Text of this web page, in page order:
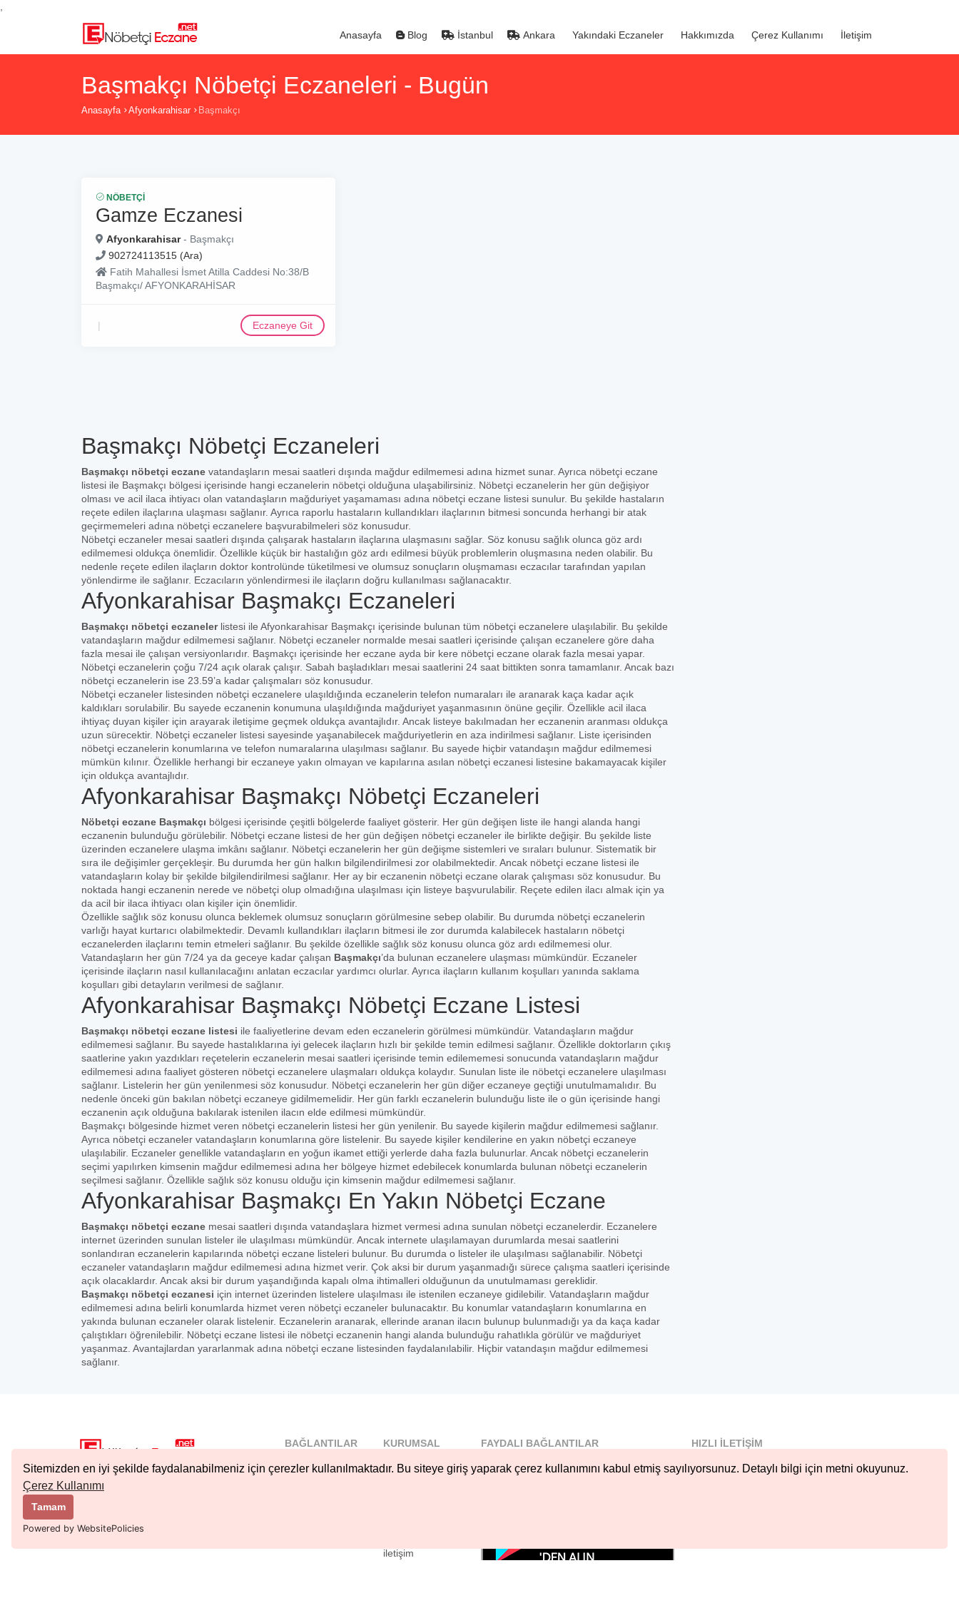
Sitemizden en iyi şekilde faydalanabilmeniz için çerezler kullanılmaktadır. Bu siteye giriş yaparak çerez kullanımını kabul etmiş sayılıyorsunuz. Detaylı bilgi için metni okuyunuz.
Çerez Kullanımı
Tamam
Powered by WebsitePolicies
Anasayfa Blog İstanbul Ankara Yakındaki Eczaneler Hakkımızda Çerez Kullanımı İletişim
Başmakçı Nöbetçi Eczaneleri - Bugün
Anasayfa Afyonkarahisar Başmakçı
NÖBETÇI
Gamze Eczanesi
Afyonkarahisar- Başmakçı
902724113515 (Ara)
Fatih Mahallesi İsmet Atilla Caddesi No:38/B
Başmakçı/ AFYONKARAHİSAR
Eczaneye Git
Başmakçı Nöbetçi Eczaneleri
Başmakçı nöbetçi eczane vatandaşların mesai saatleri dışında mağdur edilmemesi adına hizmet sunar. Ayrıca nöbetçi eczane
listesi ile Başmakçı bölgesi içerisinde hangi eczanelerin nöbetçi olduğuna ulaşabilirsiniz. Nöbetçi eczanelerin her gün değişiyor
olması ve acil ilaca ihtiyacı olan vatandaşların mağduriyet yaşamaması adına nöbetçi eczane listesi sunulur. Bu şekilde hastaların
reçete edilen ilaçlarına ulaşması sağlanır. Ayrıca raporlu hastaların kullandıkları ilaçlarının bitmesi soncunda herhangi bir atak
geçirmemeleri adına nöbetçi eczanelere başvurabilmeleri söz konusudur.
Nöbetçi eczaneler mesai saatleri dışında çalışarak hastaların ilaçlarına ulaşmasını sağlar. Söz konusu sağlık olunca göz ardı
edilmemesi oldukça önemlidir. Özellikle küçük bir hastalığın göz ardı edilmesi büyük problemlerin oluşmasına neden olabilir. Bu
nedenle reçete edilen ilaçların doktor kontrolünde tüketilmesi ve olumsuz sonuçların oluşmaması eczacılar tarafından yapılan
yönlendirme ile sağlanır. Eczacıların yönlendirmesi ile ilaçların doğru kullanılması sağlanacaktır.
Afyonkarahisar Başmakçı Eczaneleri
Başmakçı nöbetçi eczanelerlistesi ile Afyonkarahisar Başmakçı içerisinde bulunan tüm nöbetçi eczanelere ulaşılabilir. Bu şekilde
vatandaşların mağdur edilmemesi sağlanır. Nöbetçi eczaneler normalde mesai saatleri içerisinde çalışan eczanelere göre daha
fazla mesai ile çalışan versiyonlarıdır. Başmakçı içerisinde her eczane ayda bir kere nöbetçi eczane olarak fazla mesai yapar.
Nöbetçi eczanelerin çoğu 7/24 açık olarak çalışır. Sabah başladıkları mesai saatlerini 24 saat bittikten sonra tamamlanır. Ancak bazı
nöbetçi eczanelerin ise 23.59’a kadar çalışmaları söz konusudur.
Nöbetçi eczaneler listesinden nöbetçi eczanelere ulaşıldığında eczanelerin telefon numaraları ile aranarak kaça kadar açık
kaldıkları sorulabilir. Bu sayede eczanenin konumuna ulaşıldığında mağduriyet yaşanmasının önüne geçilir. Özellikle acil ilaca
ihtiyaç duyan kişiler için arayarak iletişime geçmek oldukça avantajlıdır. Ancak listeye bakılmadan her eczanenin aranması oldukça
uzun sürecektir. Nöbetçi eczaneler listesi sayesinde yaşanabilecek mağduriyetlerin en aza indirilmesi sağlanır. Liste içerisinden
nöbetçi eczanelerin konumlarına ve telefon numaralarına ulaşılması sağlanır. Bu sayede hiçbir vatandaşın mağdur edilmemesi
mümkün kılınır. Özellikle herhangi bir eczaneye yakın olmayan ve kapılarına asılan nöbetçi eczanesi listesine bakamayacak kişiler
için oldukça avantajlıdır.
Afyonkarahisar Başmakçı Nöbetçi Eczaneleri
Nöbetçi eczane Başmakçı bölgesi içerisinde çeşitli bölgelerde faaliyet gösterir. Her gün değişen liste ile hangi alanda hangi
eczanenin bulunduğu görülebilir. Nöbetçi eczane listesi de her gün değişen nöbetçi eczaneler ile birlikte değişir. Bu şekilde liste
üzerinden eczanelere ulaşma imkânı sağlanır. Nöbetçi eczanelerin her gün değişme sistemleri ve sıraları bulunur. Sistematik bir
sıra ile değişimler gerçekleşir. Bu durumda her gün halkın bilgilendirilmesi zor olabilmektedir. Ancak nöbetçi eczane listesi ile
vatandaşların kolay bir şekilde bilgilendirilmesi sağlanır. Her ay bir eczanenin nöbetçi eczane olarak çalışması söz konusudur. Bu
noktada hangi eczanenin nerede ve nöbetçi olup olmadığına ulaşılması için listeye başvurulabilir. Reçete edilen ilacı almak için ya
da acil bir ilaca ihtiyacı olan kişiler için önemlidir.
Özellikle sağlık söz konusu olunca beklemek olumsuz sonuçların görülmesine sebep olabilir. Bu durumda nöbetçi eczanelerin
varlığı hayat kurtarıcı olabilmektedir. Devamlı kullandıkları ilaçların bitmesi ile zor durumda kalabilecek hastaların nöbetçi
eczanelerden ilaçlarını temin etmeleri sağlanır. Bu şekilde özellikle sağlık söz konusu olunca göz ardı edilmemesi olur.
Vatandaşların her gün 7/24 ya da geceye kadar çalışan Başmakçı’da bulunan eczanelere ulaşması mümkündür. Eczaneler
içerisinde ilaçların nasıl kullanılacağını anlatan eczacılar yardımcı olurlar. Ayrıca ilaçların kullanım koşulları yanında saklama
koşulları gibi detayların verilmesi de sağlanır.
Afyonkarahisar Başmakçı Nöbetçi Eczane Listesi
Başmakçı nöbetçi eczane listesi ile faaliyetlerine devam eden eczanelerin görülmesi mümkündür. Vatandaşların mağdur
edilmemesi sağlanır. Bu sayede hastalıklarına iyi gelecek ilaçların hızlı bir şekilde temin edilmesi sağlanır. Özellikle doktorların çıkış
saatlerine yakın yazdıkları reçetelerin eczanelerin mesai saatleri içerisinde temin edilememesi sonucunda vatandaşların mağdur
edilmemesi adına faaliyet gösteren nöbetçi eczanelere ulaşmaları oldukça kolaydır. Sunulan liste ile nöbetçi eczanelere ulaşılması
sağlanır. Listelerin her gün yenilenmesi söz konusudur. Nöbetçi eczanelerin her gün diğer eczaneye geçtiği unutulmamalıdır. Bu
nedenle önceki gün bakılan nöbetçi eczaneye gidilmemelidir. Her gün farklı eczanelerin bulunduğu liste ile o gün içerisinde hangi
eczanenin açık olduğuna bakılarak istenilen ilacın elde edilmesi mümkündür.
Başmakçı bölgesinde hizmet veren nöbetçi eczanelerin listesi her gün yenilenir. Bu sayede kişilerin mağdur edilmemesi sağlanır.
Ayrıca nöbetçi eczaneler vatandaşların konumlarına göre listelenir. Bu sayede kişiler kendilerine en yakın nöbetçi eczaneye
ulaşılabilir. Eczaneler genellikle vatandaşların en yoğun ikamet ettiği yerlerde daha fazla bulunurlar. Ancak nöbetçi eczanelerin
seçimi yapılırken kimsenin mağdur edilmemesi adına her bölgeye hizmet edebilecek konumlarda bulunan nöbetçi eczanelerin
seçilmesi sağlanır. Özellikle sağlık söz konusu olduğu için kimsenin mağdur edilmemesi sağlanır.
Afyonkarahisar Başmakçı En Yakın Nöbetçi Eczane
Başmakçı nöbetçi eczane mesai saatleri dışında vatandaşlara hizmet vermesi adına sunulan nöbetçi eczanelerdir. Eczanelere
internet üzerinden sunulan listeler ile ulaşılması mümkündür. Ancak internete ulaşılamayan durumlarda mesai saatlerini
sonlandıran eczanelerin kapılarında nöbetçi eczane listeleri bulunur. Bu durumda o listeler ile ulaşılması sağlanabilir. Nöbetçi
eczaneler vatandaşların mağdur edilmemesi adına hizmet verir. Çok aksi bir durum yaşanmadığı sürece çalışma saatleri içerisinde
açık olacaklardır. Ancak aksi bir durum yaşandığında kapalı olma ihtimalleri olduğunun da unutulmaması gereklidir.
Başmakçı nöbetçi eczanesi için internet üzerinden listelere ulaşılması ile istenilen eczaneye gidilebilir. Vatandaşların mağdur
edilmemesi adına belirli konumlarda hizmet veren nöbetçi eczaneler bulunacaktır. Bu konumlar vatandaşların konumlarına en
yakında bulunan eczaneler olarak listelenir. Eczanelerin aranarak, ellerinde aranan ilacın bulunup bulunmadığı ya da kaça kadar
çalıştıkları öğrenilebilir. Nöbetçi eczane listesi ile nöbetçi eczanenin hangi alanda bulunduğu rahatlıkla görülür ve mağduriyet
yaşanmaz. Avantajlardan yararlanmak adına nöbetçi eczane listesinden faydalanılabilir. Hiçbir vatandaşın mağdur edilmemesi
sağlanır.
Copyright © 2023 Tüm Hakları Saklıdır.
BAĞLANTILAR
Nöbetçi...
KURUMSAL
Hakkımızda
iletişim
FAYDALI BAĞLANTILAR
HIZLI İLETIŞIM